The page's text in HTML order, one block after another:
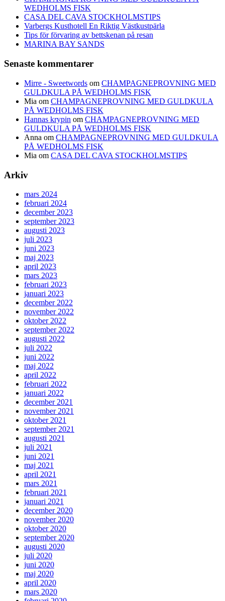
WEDHOLMS FISK
CASA DEL CAVA STOCKHOLMSTIPS
Varbergs Kusthotell En Riktig Västkustpärla
Tips för förvaring av bettskenan på resan
MARINA BAY SANDS
Senaste kommentarer
Mirre - Sweetwords om CHAMPAGNEPROVNING MED
GULDKULA PÅ WEDHOLMS FISK
Mia om CHAMPAGNEPROVNING MED GULDKULA
PÅ WEDHOLMS FISK
Hannas krypin om CHAMPAGNEPROVNING MED
GULDKULA PÅ WEDHOLMS FISK
Anna om CHAMPAGNEPROVNING MED GULDKULA
PÅ WEDHOLMS FISK
Mia om CASA DEL CAVA STOCKHOLMSTIPS
Arkiv
mars 2024
februari 2024
december 2023
september 2023
augusti 2023
juli 2023
juni 2023
maj 2023
april 2023
mars 2023
februari 2023
januari 2023
december 2022
november 2022
oktober 2022
september 2022
augusti 2022
juli 2022
juni 2022
maj 2022
april 2022
februari 2022
januari 2022
december 2021
november 2021
oktober 2021
september 2021
augusti 2021
juli 2021
juni 2021
maj 2021
april 2021
mars 2021
februari 2021
januari 2021
december 2020
november 2020
oktober 2020
september 2020
augusti 2020
juli 2020
juni 2020
maj 2020
april 2020
mars 2020